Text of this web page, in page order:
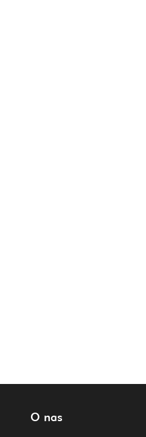
O nas